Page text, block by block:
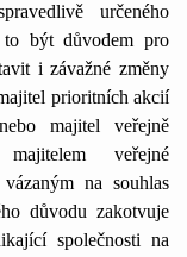
určeného
to být důvodem pro
i závažné změny
prioritních akcií
majitel veřejně
veřejné
na souhlas
důvodu zakotvuje
společnosti na